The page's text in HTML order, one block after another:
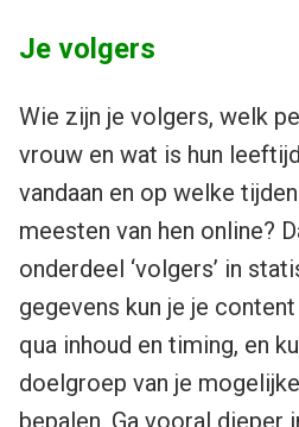
Je volgers
Wie zijn je volgers, welk
vrouw en wat is hun
vandaan en op welke
meesten van hen online?
onderdeel ‘volgers’ in
gegevens kun je je
qua inhoud en timing, en
doelgroep van je
bepalen. Ga vooral dieper